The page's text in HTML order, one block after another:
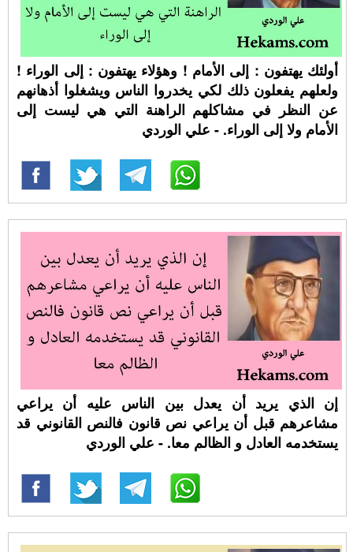
أولئك يهتفون : إلى الأمام ! وهؤلاء يهتفون : إلى الوراء !
ولعلهم يفعلون ذلك لكي يخدروا الناس ويشغلوا أذهانهم
عن النظر في مشاكلهم الراهنة التي هي ليست إلى
الأمام ولا إلى الوراء. - علي الوردي
إن الذي يريد أن يعدل بين الناس عليه أن يراعي
مشاعرهم قبل أن يراعي نص قانون فالنص القانوني قد
يستخدمه العادل و الظالم معا. - علي الوردي